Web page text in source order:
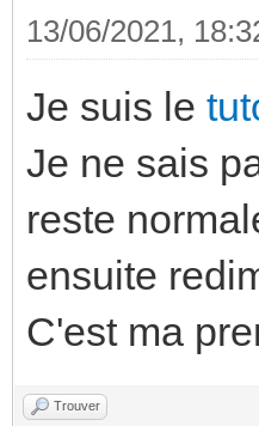
13/06/2021,
Je suis le
Je ne sais
reste
ensuite
C'est ma
Trouver